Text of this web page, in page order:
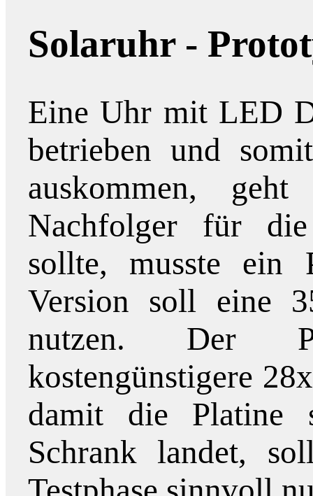
Solaruhr -
Eine Uhr mit LED
betrieben und
auskommen,
Nachfolger für
sollte, musste ein
Version soll eine
nutzen. Der
kostengünstigere
damit die Platine
Schrank landet,